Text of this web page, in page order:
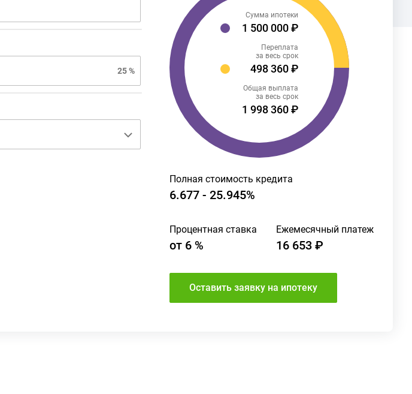
25 %
Сумма ипотеки
1 500 000 ₽
Переплата
за весь срок
498 360 ₽
Общая выплата
за весь срок
1 998 360 ₽
Полная стоимость кредита
6.677 - 25.945%
Процентная ставка
от 6 %
Ежемесячный платеж
16 653 ₽
Оставить заявку на ипотеку